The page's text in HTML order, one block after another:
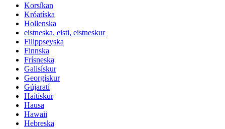
Korsíkan
Króatíska
Hollenska
eistneska, eisti, eistneskur
Filippseyska
Finnska
Frísneska
Galisískur
Georgískur
Gújaratí
Haítískur
Hausa
Hawaii
Hebreska